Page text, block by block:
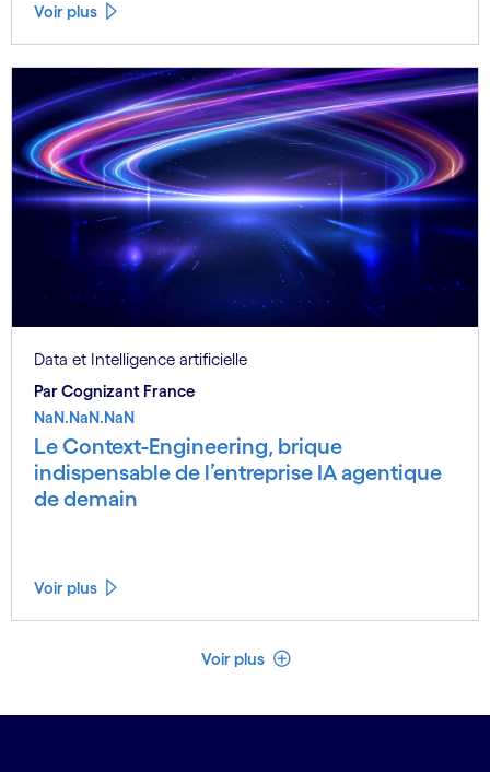
Voir plus
Data et Intelligence artificielle
Par Cognizant France
NaN.NaN.NaN
Le Context-Engineering, brique
indispensable de l’entreprise IA agentique
de demain
Voir plus
Voir plus Voir moins